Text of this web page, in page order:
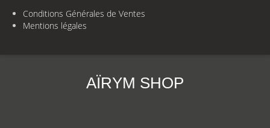
Conditions Générales de Ventes
Mentions légales
AÏRYM SHOP